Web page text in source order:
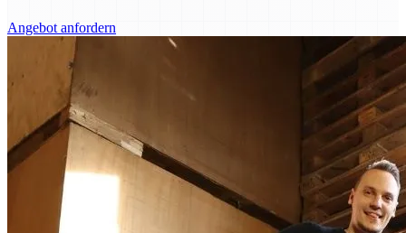
Angebot anfordern